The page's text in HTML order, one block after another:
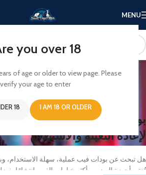
you over 18?
of age or older to view page. Please
verify your age to enter.
I AM 18 OR OLDER
18
MENU
البود
بودات الفيب – بودات فارغة |
لإعادة التعبئة والاستبدال
هل تبحث عن بودات فيب عملية، سهلة الاستخدام،
تُعتبر أجهزة البود من أكثر خيارات الفيب انتشارًا